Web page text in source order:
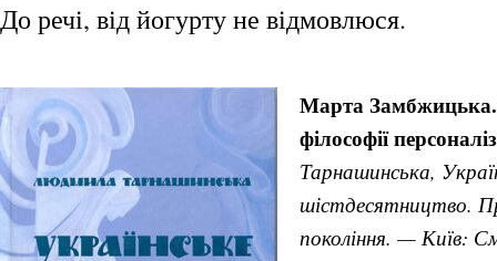
До речі, від йогурту не відмовлюся.
Марта Замбжицька.
філософії
Тарнашинська,
шістдесятництво.
покоління. — Київ: